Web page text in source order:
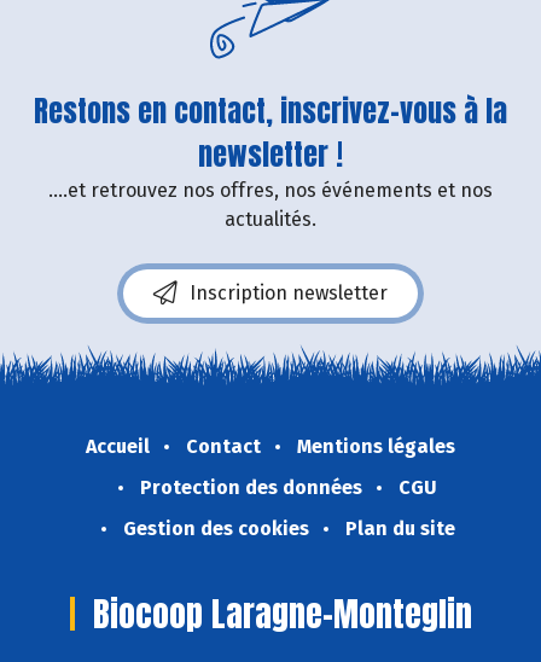
Restons en contact, inscrivez-vous à la
newsletter !
....et retrouvez nos offres, nos événements et nos
actualités.
Inscription newsletter
Accueil Contact
Mentions légales
Protection des données
CGU
Gestion des cookies
Plan du site
Biocoop Laragne-Monteglin